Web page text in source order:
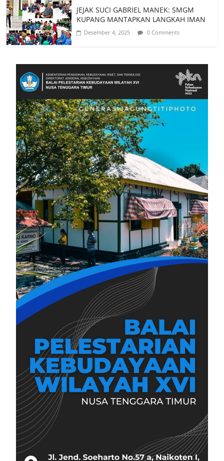
JEJAK SUCI GABRIEL MANEK: SMGM
KUPANG MANTAPKAN LANGKAH IMAN
Desember 4, 2025 0 Comments